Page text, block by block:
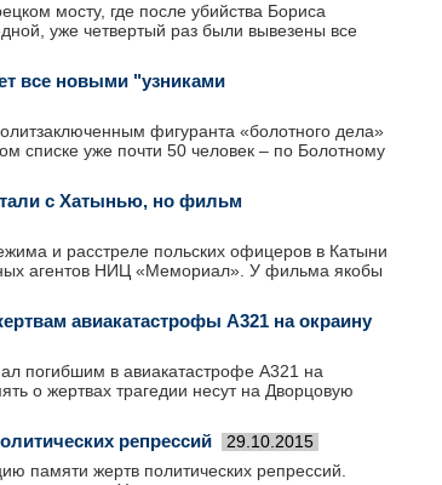
мосту, где после убийства Бориса
уже четвертый раз были вывезены все
все новыми "узниками
фигуранта «болотного дела»
списке уже почти 50 человек – по Болотному
с Хатынью, но фильм
и расстреле польских офицеров в Катыни
агентов НИЦ «Мемориал». У фильма якобы
авиакатастрофы А321 на окраину
погибшим в авиакатастрофе А321 на
о жертвах трагедии несут на Дворцовую
репрессий 29.10.2015
памяти жертв политических репрессий.